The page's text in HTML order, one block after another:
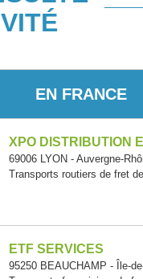
EN FRANCE
XPO DISTRIBUTION
69006 LYON - Auvergne-
Transports routiers de fret
ETF SERVICES
95250 BEAUCHAMP - Île-